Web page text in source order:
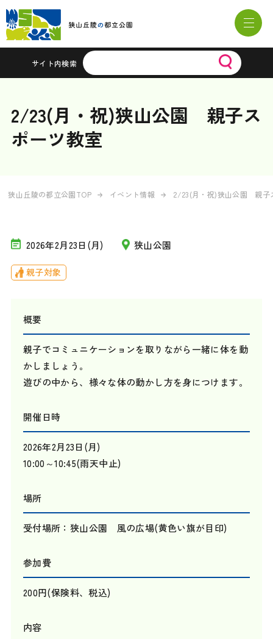
サイト内検索
2/23(月・祝)狭山公園 親子ス
ポーツ教室
狭山丘陵の都立公園TOP イベント情報 2/23(月・祝)狭山公園 親子
2026年2月23日(月) 狭山公園
親子対象
概要
親子でコミュニケーションを取りながら一緒に体を動
かしましょう。
遊びの中から、様々な体の動かし方を身につけます。
開催日時
2026年2月23日(月)
10:00～10:45(雨天中止)
場所
受付場所：狭山公園 風の広場(黄色い旗が目印)
参加費
200円(保険料、税込)
内容